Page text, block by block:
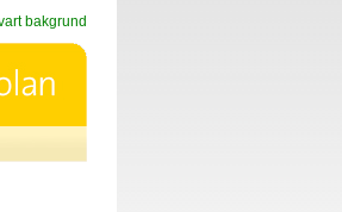
bakgrund